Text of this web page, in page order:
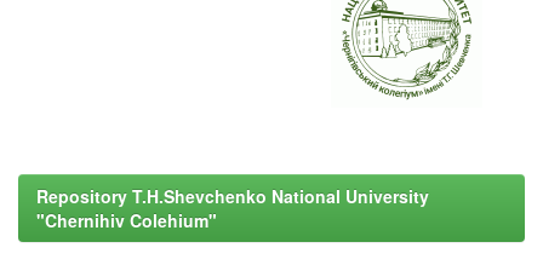
Repository T.H.Shevchenko National University
"Chernihiv Colehium"